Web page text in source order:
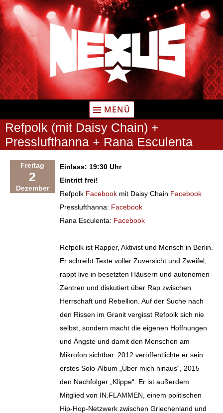
Zum
Inhalt
springen
MENÜ
Refpolk (mit Daisy Chain) +
Presslufthanna + Rana Esculenta
Freitag
2
Dezember
Einlass: 19:30 Uhr
Eintritt frei!
Refpolk Facebook mit Daisy Chain Facebook
Presslufthanna: Facebook
Rana Esculenta: Facebook
Refpolk ist Rapper, Aktivist und Mensch in Berlin.
Er schreibt Texte voller Zuversicht und Zweifel,
rappt live in besetzten Häusern und autonomen
Zentren und diskutiert über Rap zwischen
Herrschaft und Rebellion. Auf der Suche nach
den Rissen im Granit vergisst Refpolk sich nie
selbst, sondern macht die eigenen Hoffnungen
und Ängste und damit den Menschen am
Mikrofon sichtbar. 2012 veröffentlichte er sein
erstes Solo-Album „Über mich hinaus“, 2015
den Nachfolger „Klippe“. Er ist außerdem
Mitglied von IN.FLAMMEN, einem politischen
Hip-Hop-Netzwerk zwischen Griechenland und